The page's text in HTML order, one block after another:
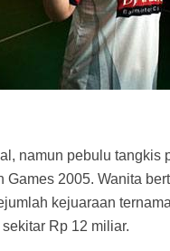
namun pebulu
Games 2005. Wanita
kejuaraan
Rp 12 miliar.